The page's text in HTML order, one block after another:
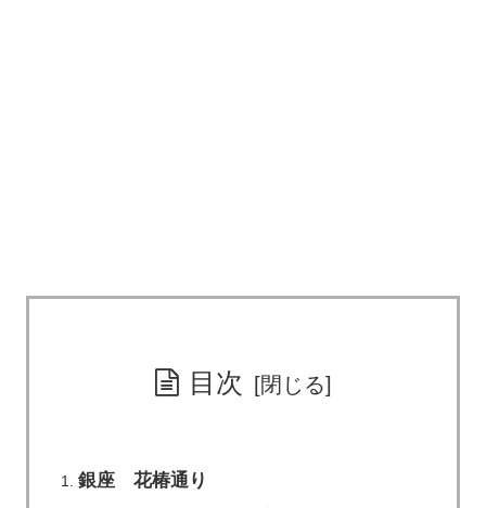
目次
銀座 花椿通り